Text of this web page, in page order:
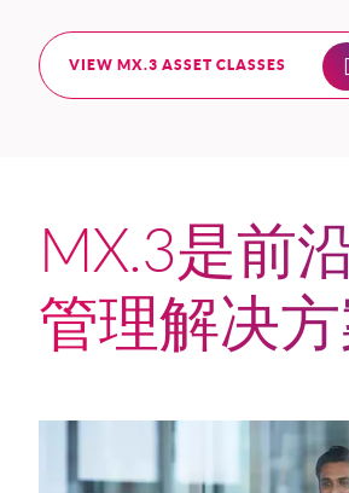
VIEW MX.3 ASSET CLASSES
MX.3是前
管理解决